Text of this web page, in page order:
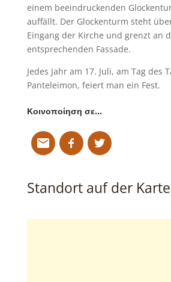
einem beeindruckenden
auffällt. Der Glockenturm steht
Eingang der Kirche und grenzt an
entsprechenden Fassade.
Jedes Jahr am 17. Juli, am Tag des
Panteleimon, feiert man ein Fest.
Κοινοποίηση σε…
Standort auf der Karte